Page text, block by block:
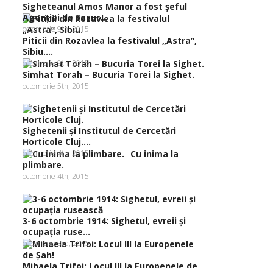
Sigheteanul Amos Manor a fost şeful
Agenţiei de Secur...
octombrie 9th, 2015
Piticii din Rozavlea la festivalul „Astra”,
Sibiu....
octombrie 9th, 2015
Simhat Torah – Bucuria Torei la Sighet.
octombrie 5th, 2015
Sighetenii şi Institutul de Cercetări
Horticole Cluj....
octombrie 4th, 2015
Cu inima la
plimbare.
octombrie 4th, 2015
3-6 octombrie 1914: Sighetul, evreii şi
ocupaţia ruse...
octombrie 3rd, 2015